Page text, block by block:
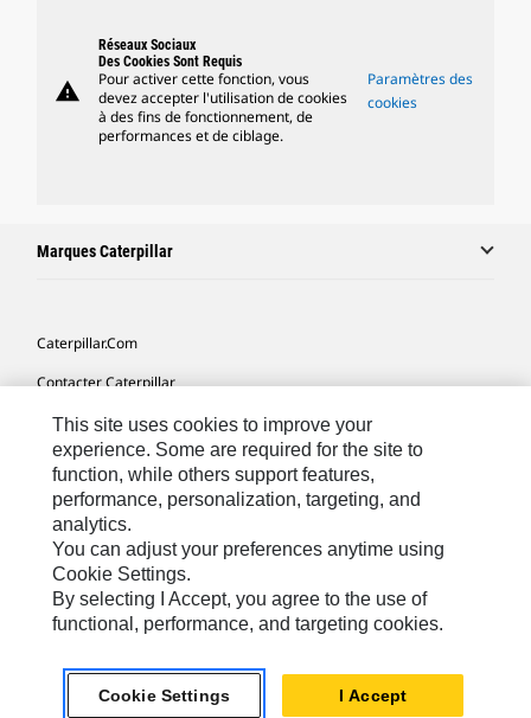
warning
Réseaux Sociaux
Des Cookies Sont Requis
Pour activer cette fonction, vous
devez accepter l'utilisation de cookies
à des fins de fonctionnement, de
performances et de ciblage.
Paramètres des
cookies
Marques Caterpillar
Caterpillar.com
Contacter Caterpillar
Mes Préférences Marketing
Plan Du Site
Cookie Settings
Mentions Légales
Confidentialité
Africa, Middle East-French© 2026 Caterpillar. Tous droits réservés
This site uses cookies to improve your
experience. Some are required for the site to
function, while others support features,
performance, personalization, targeting, and
analytics.
You can adjust your preferences anytime using
Cookie Settings.
By selecting I Accept, you agree to the use of
functional, performance, and targeting cookies.
Cookie Settings I Accept